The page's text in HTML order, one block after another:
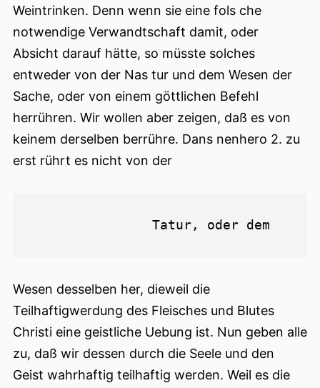
Weintrinken. Denn wenn sie eine fols che
notwendige Verwandtschaft damit, oder
Absicht darauf hätte, so müsste solches
entweder von der Nas tur und dem Wesen der
Sache, oder von einem göttlichen Befehl
herrühren. Wir wollen aber zeigen, daß es von
keinem derselben berrühre. Dans nenhero 2. zu
erst rührt es nicht von der
Wesen desselben her, dieweil die
Teilhaftigwerdung des Fleisches und Blutes
Christi eine geistliche Uebung ist. Nun geben alle
zu, daß wir dessen durch die Seele und den
Geist wahrhaftig teilhaftig werden. Weil es die